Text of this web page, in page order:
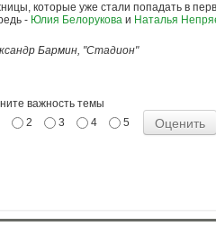
которые уже стали попадать в
- Юлия Белорукова и Наталья
Бармин, "Стадион"
важность темы
2 3 4 5